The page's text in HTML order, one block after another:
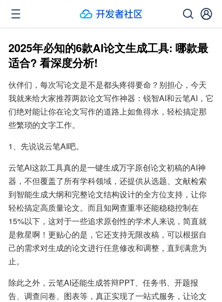
2025年必知的6款AI论文生成工具: 哪款最
适合? 看深度分析!
伙伴们，每次写论文是不是都头疼得要命？别担心，今天
我就来给大家推荐两款论文写作神器：锐智AI和云笔AI，它
们绝对能让你在论文写作的道路上如鱼得水，轻松搞定那
些繁琐的文字工作。
1、先说说云笔AI吧。
云笔AI这款工具真的是一键生成万字原创论文初稿的AI神
器，不但覆盖了所有学科领域，还提供从选题、文献检索
到智能生成大纲和完整论文结构设计的全方位支持，让你
轻松搞定高质量论文。而且知网查重率还能稳稳控制在
15%以下，这对于一些追求原创性的学术人来说，简直就
是救星啊！更贴心的是，它还支持无限改稿，可以根据自
己的需求对生成的论文进行任意修改和调整，直到满意为
止。
除此之外，云笔AI还能生成答辩PPT、任务书、开题报
告、调查问卷、图表等，真正实现了一站式服务，让论文